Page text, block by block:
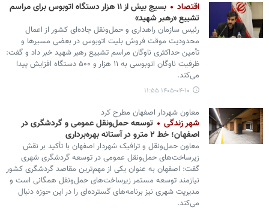
اقتصاد
بسیج بیش از ۱۱ هزار دستگاه اتوبوس برای مراسم
تشییع «رهبر شهید»
رئیس سازمان راهداری و حمل‌ونقل جاده‌ای کشور از اعمال
محدودیت موقت فروش بلیت اتوبوس در بعضی مسیرها و
تأمین حداکثری ناوگان مراسم تشییع رهبر شهید خبر داد و گفت:
ظرفیت ناوگان اتوبوسی به ۱۱ هزار و ۵۰۰ دستگاه افزایش پیدا
می‌کند.
۱۴۰۵-۰۴-۱۰ ۱۱:۵۵
معاون شهردار اصفهان مطرح کرد
شهر زندگی
توسعه حمل‌ونقل عمومی و گردشگری در
اصفهان؛ خط ۲ مترو در آستانه بهره‌برداری
معاون حمل‌ونقل و ترافیک شهردار اصفهان با تأکید بر نقش
زیرساخت‌های حمل‌ونقل عمومی در توسعه گردشگری شهری
گفت: اصفهان به عنوان یکی از مهم‌ترین مقاصد گردشگری کشور
نیازمند توسعه مستمر زیرساخت‌های حمل‌ونقل همگانی است و
مدیریت شهری نیز برنامه‌های گسترده‌ای را در این حوزه دنبال
می‌کند.